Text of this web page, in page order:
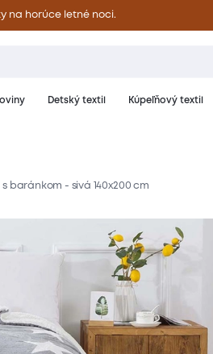
na horúce letné noci.
Detský textil Kúpeľňový textil
Materiál a starostlivosť
baránkom - sivá 140x200 cm